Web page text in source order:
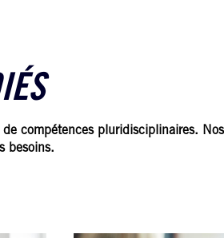
compétences pluridisciplinaires.
besoins.